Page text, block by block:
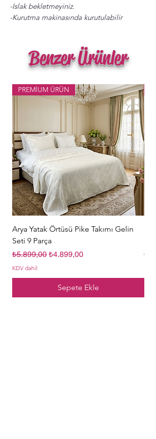
-Islak bekletmeyiniz.
-Kurutma makinasında kurutulabilir
Benzer Ürünler
PREMİUM ÜRÜN
Arya Yatak Örtüsü Pike Takımı Gelin
Seti 9 Parça
Normal Fiyat
₺5.899,00 İndirimli Fiyat
₺4.899,00
KDV dahil
Sepete Ekle